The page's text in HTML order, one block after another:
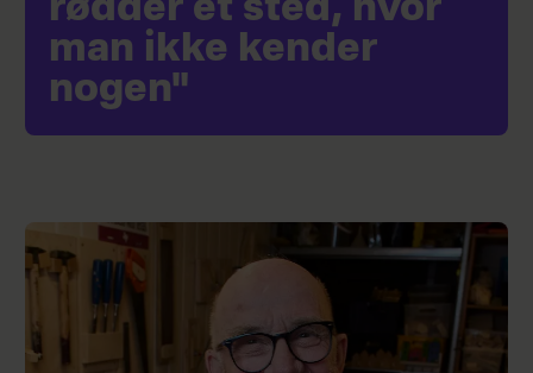
rødder et sted, hvor
man ikke kender
nogen"